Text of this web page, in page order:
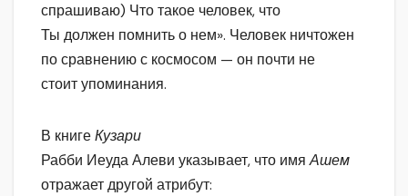
спрашиваю) Что такое человек, что
Ты должен помнить о нем». Человек ничтожен
по сравнению с космосом — он почти не
стоит упоминания.
В книгеКузари
Рабби Иеуда Алеви указывает, что имяАшем
отражает другой атрибут: